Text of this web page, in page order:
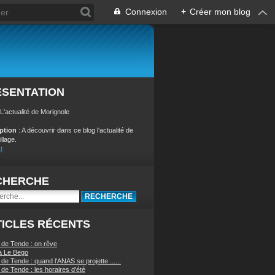
Connexion + Créer mon blog
de Morignole
: A découvrir dans ce blog l'actualité de
RÉCENTS
Tende : on rêve
Le Bego
Tende : quand l'ANAS se projette ......
Tende : les horaires d'été